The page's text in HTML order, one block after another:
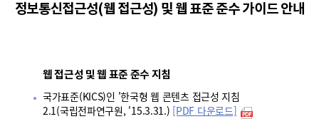
술
하
정보통신접근성(웹 접근성) 및 웹 표준 준수 가이드 안내
웹 접근성 및 웹 표준 준수 지침
국가표준(KICS)인 '한국형 웹 콘텐츠 접근성 지침
2.1(국립전파연구원, '15.3.31.) [PDF 다운로드]